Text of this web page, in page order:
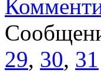
29, 30, 31